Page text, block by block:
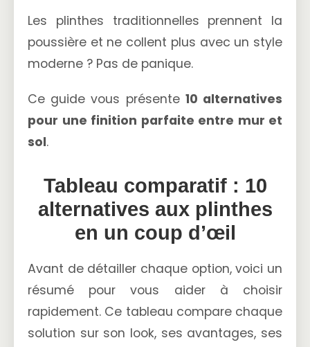
Les plinthes traditionnelles prennent la
poussière et ne collent plus avec un style
moderne ? Pas de panique.
Ce guide vous présente 10 alternatives
pour une finition parfaite entre mur et
sol.
Tableau comparatif : 10
alternatives aux plinthes
en un coup d’œil
Avant de détailler chaque option, voici un
résumé pour vous aider à choisir
rapidement. Ce tableau compare chaque
solution sur son look, ses avantages, ses